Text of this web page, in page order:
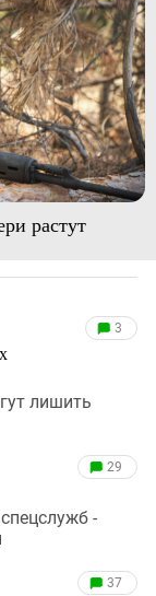
растут
3
лишить
29
-
37